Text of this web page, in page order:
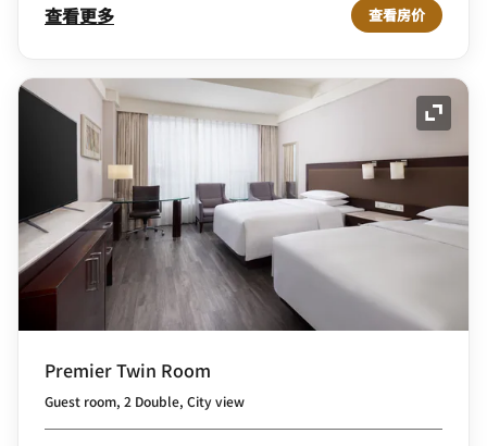
查看更多 查看房价
展开
Premier Twin Room
Guest room, 2 Double, City view